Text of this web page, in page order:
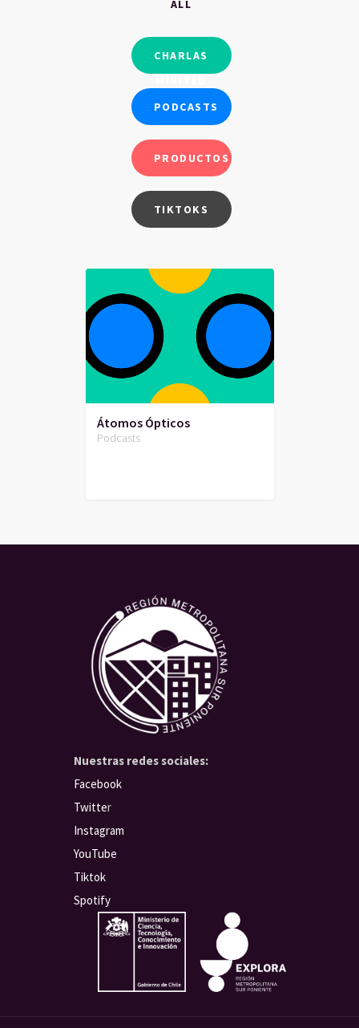
ALL
CHARLAS
PODCASTS
PRODUCTOS
TIKTOKS
Átomos Ópticos
Podcasts
Nuestras redes sociales:
Facebook
Twitter
Instagram
YouTube
Tiktok
Spotify